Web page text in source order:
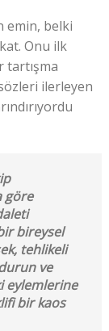
emin, belki
Onu ilk
tartışma
ilerleyen
göre
bireysel
tehlikeli
ve
eylemlerine
bir kaos